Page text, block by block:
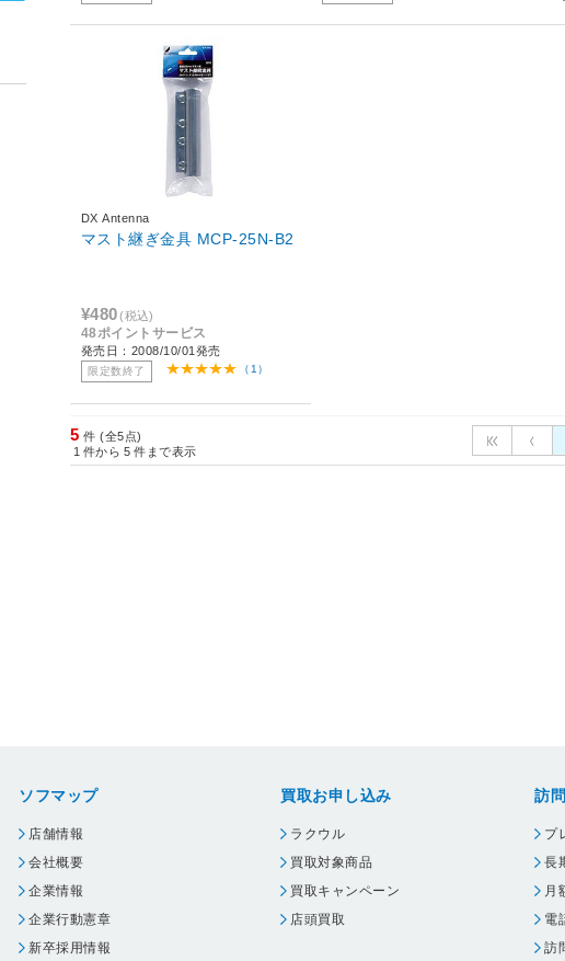
DX Antenna
マスト継ぎ金具 MCP-25N-B2
¥480 (税込)
48ポイントサービス
発売日：2008/10/01発売
限定数終了 （1）
5 件 (全5点)
1 件から 5 件まで表示
ソフマップ
店舗情報
会社概要
企業情報
企業行動憲章
新卒採用情報
買取お申し込み
ラクウル
買取対象商品
買取キャンペーン
店頭買取
訪
プ
長
月
電
訪